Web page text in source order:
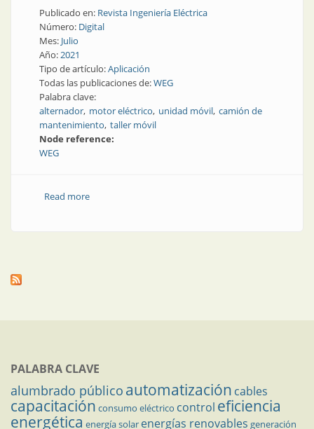
Publicado en: Revista Ingeniería Eléctrica
Número: Digital
Mes: Julio
Año:2021
Tipo de artículo:Aplicación
Todas las publicaciones de:WEG
Palabra clave:
alternador motor eléctrico unidad móvil camión de
mantenimiento taller móvil
Node reference:
WEG
Read moreabout Energía eléctrica para talleres móviles
PALABRA CLAVE
alumbrado público automatización cables
capacitación consumo eléctrico control eficiencia
energética energía solar energías renovables generación